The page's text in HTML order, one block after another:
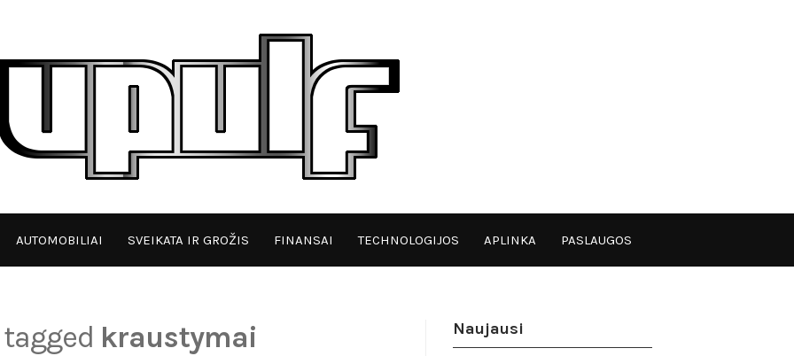
AUTOMOBILIAI SVEIKATA IR GROŽIS FINANSAI TECHNOLOGIJOS APLINKA PASLAUGOS
kraustymai
Naujausi